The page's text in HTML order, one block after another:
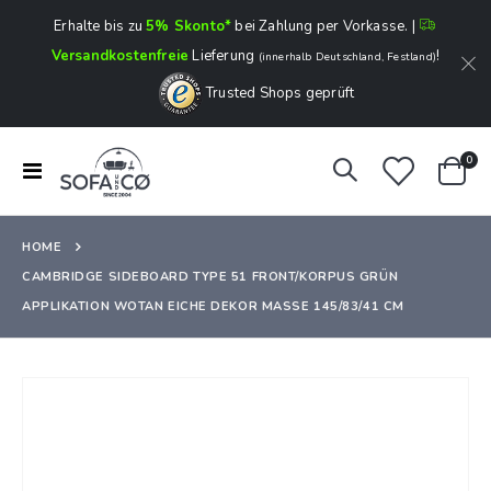
Erhalte bis zu5% Skonto*bei Zahlung per Vorkasse. |
Versandkostenfreie Lieferung (innerhalb Deutschland, Festland)!
Trusted Shops geprüft
Navigation
umschalten
0
HOME
CAMBRIDGE SIDEBOARD TYPE 51 FRONT/KORPUS GRÜN
APPLIKATION WOTAN EICHE DEKOR MASSE 145/83/41 CM